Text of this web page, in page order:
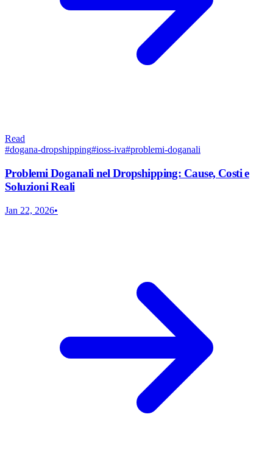
Read
#dogana-dropshipping#ioss-iva#problemi-doganali
Problemi Doganali nel Dropshipping: Cause, Costi e
Soluzioni Reali
Jan 22, 2026•